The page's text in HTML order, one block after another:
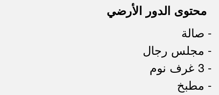
محتوى الدور الأرضي
- صالة
- مجلس رجال
- 3 غرف نوم
- مطبخ